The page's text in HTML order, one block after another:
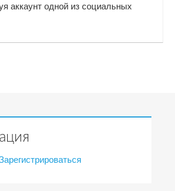
аккаунт одной из социальных